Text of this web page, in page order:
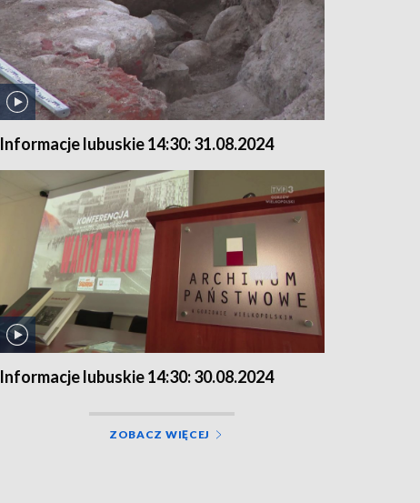
Informacje lubuskie 14:30: 31.08.2024
Informacje lubuskie 14:30: 30.08.2024
ZOBACZ WIĘCEJ